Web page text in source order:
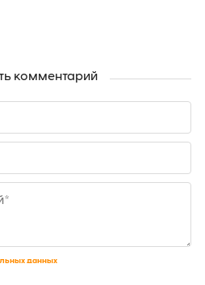
комментарий
данных